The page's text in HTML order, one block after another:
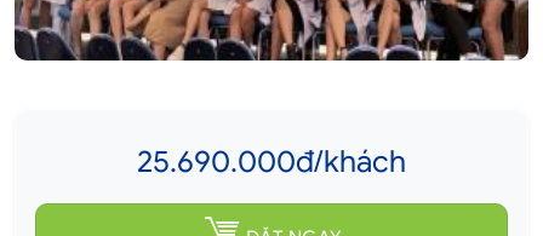
25.690.000đ/khách